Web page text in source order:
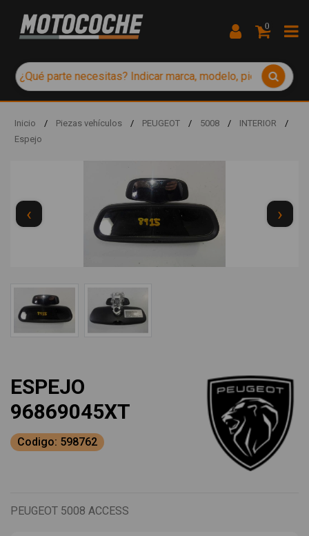
0
Inicio / Piezas vehículos / PEUGEOT / 5008 / INTERIOR
/
Espejo
‹ ›
ESPEJO
96869045XT
Codigo: 598762
PEUGEOT 5008 ACCESS